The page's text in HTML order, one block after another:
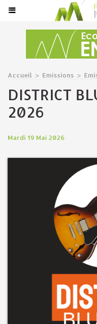
Accueil > Emissions >
DISTRICT
2026
Mardi 19 Mai 2026